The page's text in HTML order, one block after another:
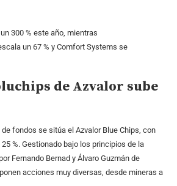
300 % este año, mientras
un 67 % y Comfort Systems se
de Azvalor sube
fondos se sitúa el Azvalor Blue Chips, con
%. Gestionado bajo los principios de la
Fernando Bernad y Álvaro Guzmán de
acciones muy diversas, desde mineras a